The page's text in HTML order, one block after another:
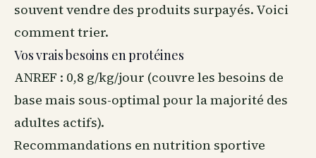
souvent vendre des produits surpayés. Voici
comment trier.
Vos vrais besoins en protéines
ANREF : 0,8 g/kg/jour (couvre les besoins de
base mais sous-optimal pour la majorité des
adultes actifs).
Recommandations ennutrition sportive